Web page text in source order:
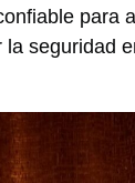
para
la seguridad